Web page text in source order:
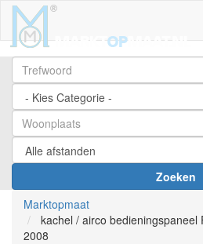
Zoeken
Marktopmaat
kachel / airco bedieningspaneel
2008